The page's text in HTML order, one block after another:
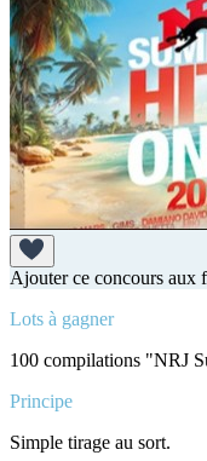
Ajouter ce concours aux
Lots à gagner
100 compilations "NRJ
Principe
Simple tirage au sort.